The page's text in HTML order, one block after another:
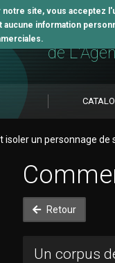
notre site, vous
information
L'outil
de
isoler un personnage de
Retour
Un corpus